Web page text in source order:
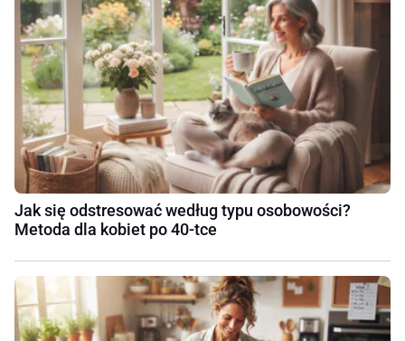
Jak się odstresować według typu osobowości?
Metoda dla kobiet po 40-tce